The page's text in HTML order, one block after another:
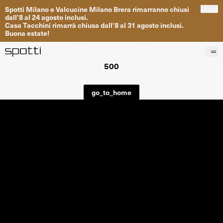
Spotti MilanoeValcucine Milano Brera rimarrannochiusi
dall'8al 24agosto inclusi.
Casa Tacchini rimarrà chiusa dall'8al 31 agosto inclusi.
Buona estate!
Progetti
500
go_to_home